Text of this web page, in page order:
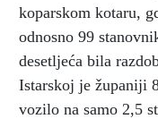
koparskom kotaru,
odnosno 99
desetljeća bila
Istarskoj je županiji
vozilo na samo 2,5